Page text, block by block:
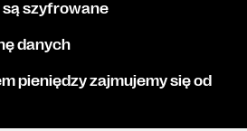
są szyfrowane
danych
pieniędzy zajmujemy się od